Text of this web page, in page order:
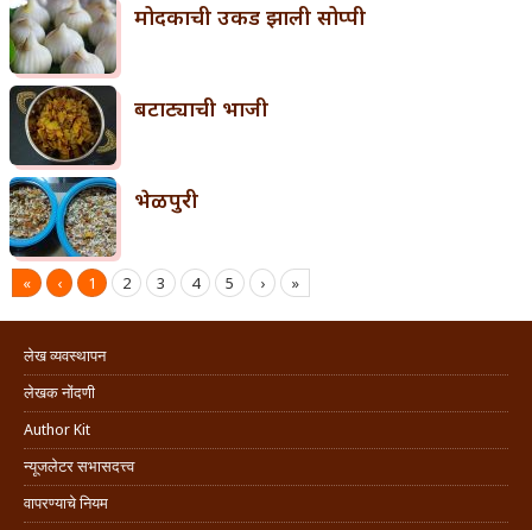
मोदकाची उकड झाली सोप्पी
बटाट्याची भाजी
भेळपुरी
« ‹ 1 2 3 4 5 › »
लेख व्यवस्थापन
लेखक नोंदणी
Author Kit
न्यूजलेटर सभासदत्त्व
वापरण्याचे नियम